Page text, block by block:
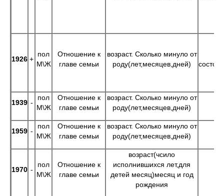
1926 +
пол
М\Ж
Отношение к
главе семьи
возраст. Сколько минуло от
роду(лет,месяцев,дней)
1939 -
пол
М\Ж
Отношение к
главе семьи
возраст. Сколько минуло от
роду(лет,месяцев,дней)
1959 -
пол
М\Ж
Отношение к
главе семьи
возраст. Сколько минуло от
роду(лет,месяцев,дней)
1970 -
пол
М\Ж
Отношение к
главе семьи
возраст(чсило
исполнившихся лет,для
детей месяц)месяц и год
рождения